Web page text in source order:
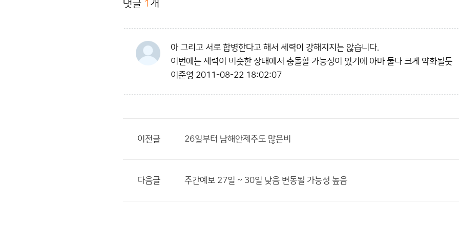
댓글 1 개
아 그리고 서로 합병한다고 해서 세력이 강해지지는 않습니다.
이번에는 세력이 비슷한 상태에서 충돌할 가능성이 있기에 아마 둘다 크게 약화될듯
이준영 2011-08-22 18:02:07
이전글 26일부터 남해안제주도 많은비
다음글 주간예보 27일 ~ 30일 낮음 변동될 가능성 높음